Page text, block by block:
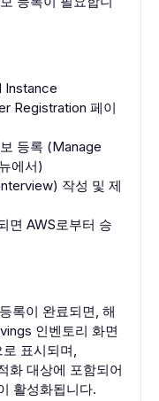
Instance
Registration 페이
등록 (Manage
에서)
작성 및 제
면 AWS로부터 승
록이 완료되면, 해
인벤토리 화면
표시되며,
화 대상에 포함되어
활성화됩니다.